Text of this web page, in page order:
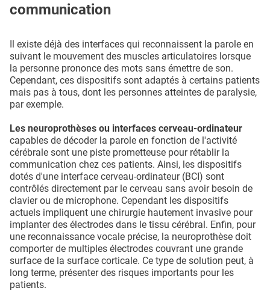
communication
Il existe déjà des interfaces qui reconnaissent la parole en
suivant le mouvement des muscles articulatoires lorsque
la personne prononce des mots sans émettre de son.
Cependant, ces dispositifs sont adaptés à certains patients
mais pas à tous, dont les personnes atteintes de paralysie,
par exemple.
Les neuroprothèses ou interfaces cerveau-ordinateur
capables de décoder la parole en fonction de l'activité
cérébrale sont une piste prometteuse pour rétablir la
communication chez ces patients. Ainsi, les dispositifs
dotés d'une interface cerveau-ordinateur (BCI) sont
contrôlés directement par le cerveau sans avoir besoin de
clavier ou de microphone. Cependant les dispositifs
actuels impliquent une chirurgie hautement invasive pour
implanter des électrodes dans le tissu cérébral. Enfin, pour
une reconnaissance vocale précise, la neuroprothèse doit
comporter de multiples électrodes couvrant une grande
surface de la surface corticale. Ce type de solution peut, à
long terme, présenter des risques importants pour les
patients.